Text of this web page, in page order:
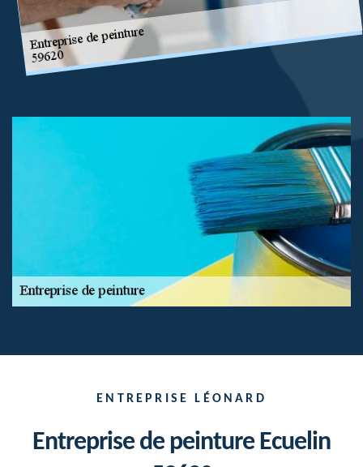
ENTREPRISE LÉONARD
Entreprise de peinture Ecuelin